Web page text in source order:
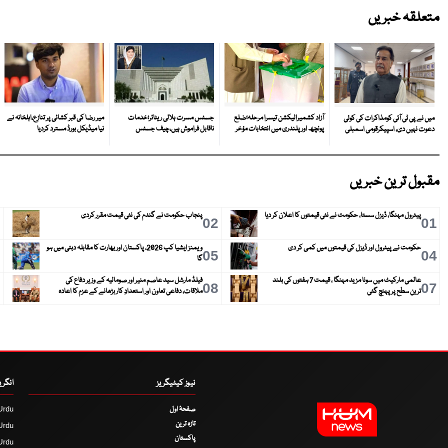
متعلقہ خبریں
میں نے پی ٹی آئی کومذاکرات کی کوئی
دعوت نہیں دی، اسپیکرقومی اسمبلی
آزاد کشمیرالیکشن تیسرا مرحلہ؛ضلع
پونچھ اور پلندری میں انتخابات مؤخر
جسٹس مسرت ہلالی ریٹائر؛خدمات
ناقابل فراموش ہیں،چیف جسٹس
میر رضا کی قبر کشائی پر تنازع،اہلخانہ نے
نیا میڈیکل بورڈ مسترد کردیا
مقبول ترین خبریں
01پیٹرول مہنگا، ڈیزل سستا، حکومت نے نئی قیمتوں کا اعلان کر دیا 02پنجاب حکومت نے گندم کی نئی قیمت مقرر کردی
04حکومت نے پیٹرول اور ڈیزل کی قیمتوں میں کمی کر دی 05
ویمنز ایشیا کپ 2026، پاکستان اور بھارت کا مقابلہ دبئی میں ہو
گا
07
عالمی مارکیٹ میں سونا مزید مہنگا ، قیمت 7 ہفتوں کی بلند
ترین سطح پر پہنچ گئی
08فیلڈ مارشل سید عاصم منیر اور صومالیہ کے وزیر دفاع کی
ملاقات، دفاعی تعاون اور استعدادِ کار بڑھانے کے عزم کا اعادہ
نیوز کیٹیگریز
صفحۂ اول
تازہ ترین
پاکستان